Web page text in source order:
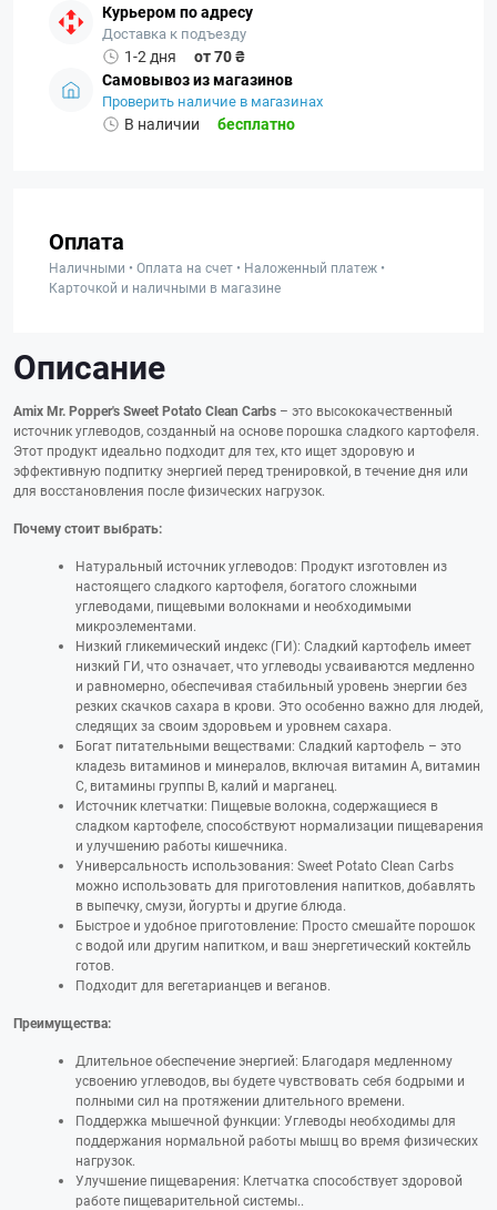
Курьером по адресу
Доставка к подъезду
1-2 дня
от 70 ₴
Самовывоз из магазинов
Проверить наличие в магазинах
В наличии бесплатно
Оплата
Наличными • Оплата на счет • Наложенный платеж •
Карточкой и наличными в магазине
Описание
Amix Mr. Popper's Sweet Potato Clean Carbs – это высококачественный
источник углеводов, созданный на основе порошка сладкого картофеля.
Этот продукт идеально подходит для тех, кто ищет здоровую и
эффективную подпитку энергией перед тренировкой, в течение дня или
для восстановления после физических нагрузок.
Почему стоит выбрать:
Натуральный источник углеводов: Продукт изготовлен из
настоящего сладкого картофеля, богатого сложными
углеводами, пищевыми волокнами и необходимыми
микроэлементами.
Низкий гликемический индекс (ГИ): Сладкий картофель имеет
низкий ГИ, что означает, что углеводы усваиваются медленно
и равномерно, обеспечивая стабильный уровень энергии без
резких скачков сахара в крови. Это особенно важно для людей,
следящих за своим здоровьем и уровнем сахара.
Богат питательными веществами: Сладкий картофель – это
кладезь витаминов и минералов, включая витамин A, витамин
C, витамины группы B, калий и марганец.
Источник клетчатки: Пищевые волокна, содержащиеся в
сладком картофеле, способствуют нормализации пищеварения
и улучшению работы кишечника.
Универсальность использования: Sweet Potato Clean Carbs
можно использовать для приготовления напитков, добавлять
в выпечку, смузи, йогурты и другие блюда.
Быстрое и удобное приготовление: Просто смешайте порошок
с водой или другим напитком, и ваш энергетический коктейль
готов.
Подходит для вегетарианцев и веганов.
Преимущества:
Длительное обеспечение энергией: Благодаря медленному
усвоению углеводов, вы будете чувствовать себя бодрыми и
полными сил на протяжении длительного времени.
Поддержка мышечной функции: Углеводы необходимы для
поддержания нормальной работы мышц во время физических
нагрузок.
Улучшение пищеварения: Клетчатка способствует здоровой
работе пищеварительной системы..